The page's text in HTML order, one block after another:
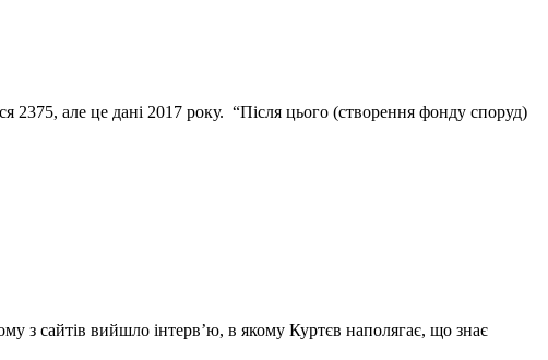
2375, але це дані 2017 року. “Після цього (створення фонду споруд)
з сайтів вийшло інтерв’ю, в якому Куртєв наполягає, що знає